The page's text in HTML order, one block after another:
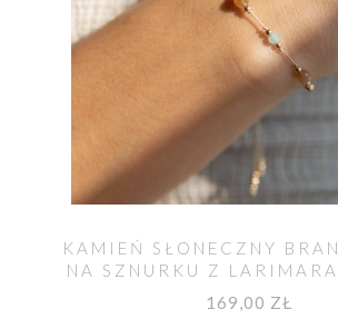
KAMIEŃ SŁONECZNY
NA SZNURKU Z
169,00 ZŁ